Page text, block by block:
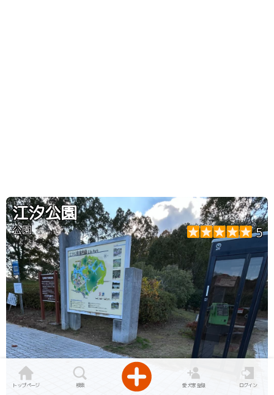
江汐公園
公園 5
トップページ 検索 愛犬家登録 ログイン